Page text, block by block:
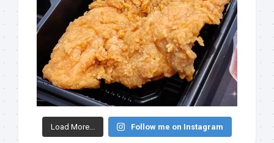
Load More... Follow me on Instagram